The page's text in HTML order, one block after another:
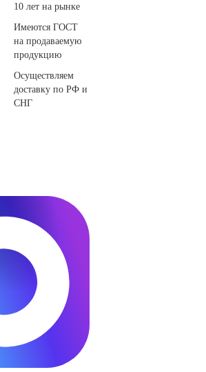
10 лет на рынке
Имеются ГОСТ
на продаваемую
продукцию
Осуществляем
доставку по РФ и
СНГ